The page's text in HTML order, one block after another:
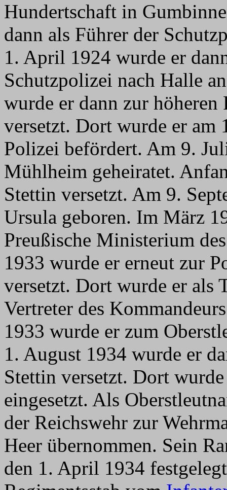
Hundertschaft in
dann als Führer der
1. April 1924 wurde er
Schutzpolizei nach Halle
wurde er dann zur
versetzt. Dort wurde er
Polizei befördert. Am 9.
Mühlheim geheiratet.
Stettin versetzt. Am 9.
Ursula geboren. Im März
Preußische Ministerium
1933 wurde er erneut zur
versetzt. Dort wurde er als
Vertreter des
1933 wurde er zum
1. August 1934 wurde er
Stettin versetzt. Dort
eingesetzt. Als
der Reichswehr zur
Heer übernommen. Sein
den 1. April 1934